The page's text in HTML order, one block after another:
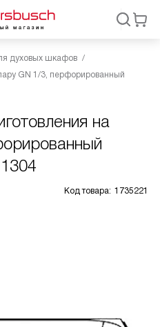
духовых шкафов
GN 1/3, перфорированный
на
Код товара: 1735221